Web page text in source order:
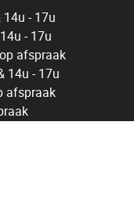
- 17u
- 17u
afspraak
14u - 17u
afspraak